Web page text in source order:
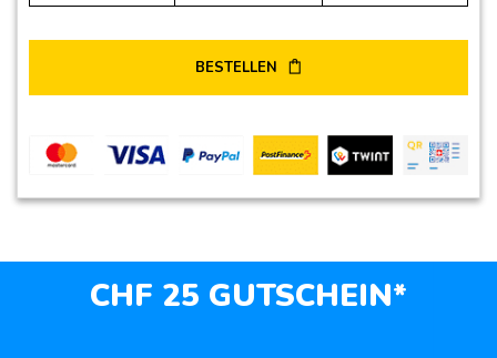
BESTELLEN
CHF 25 GUTSCHEIN*